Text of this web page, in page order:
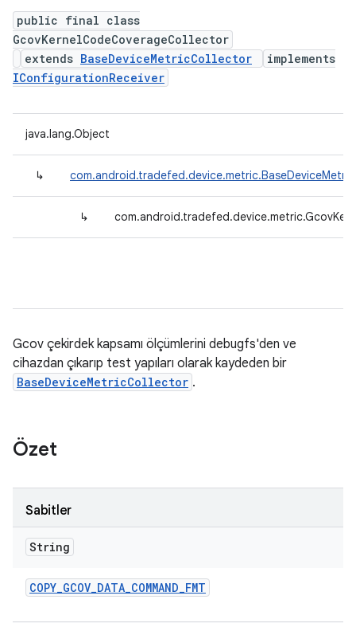
public final class
GcovKernelCodeCoverageCollector
extends BaseDeviceMetricCollector
implements
IConfigurationReceiver
java.lang.Object
↳
↳
Gcov çekirdek kapsamı ölçümlerini debugfs'den ve
cihazdan çıkarıp test yapıları olarak kaydeden bir
BaseDeviceMetricCollector .
Özet
Sabitler
String
COPY_GCOV_DATA_COMMAND_FMT